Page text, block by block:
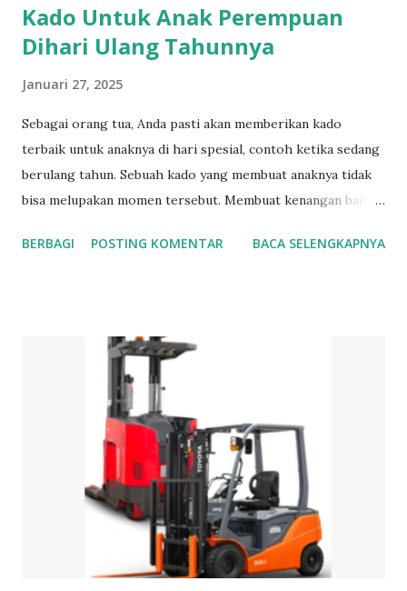
Kado Untuk Anak Perempuan
Dihari Ulang Tahunnya
Januari 27, 2025
Sebagai orang tua, Anda pasti akan memberikan kado
terbaik untuk anaknya di hari spesial, contoh ketika sedang
berulang tahun. Sebuah kado yang membuat anaknya tidak
bisa melupakan momen tersebut. Membuat kenangan baik
menjadi pilihan para orang tua dalam memilih sebagai kado
kepada anak yang berulang tahun 1. Kalung Kalung
merupakan hiasan untuk leher. Meskipun tersembunyi tapi
tetap dapat menghiasi leher kita. Kalung berbentuk tali
yang bersambung pada hiasannya. Pada bagian tali bisa
berupa rantai atau pita yang melingkari leher. Sedangkan
untuk bagian hiasan biasanya terbuat dari bahan bahan yang
berharga seperti berlian, mutiara, ruby, emerald, garnet dan
safir. Selain sebagai hiasan, kalung juga berfungsi sebagai
simbol dari kekayaan atau status tertentu di Masyarakat....
BERBAGI POSTING KOMENTAR BACA SELENGKAPNYA